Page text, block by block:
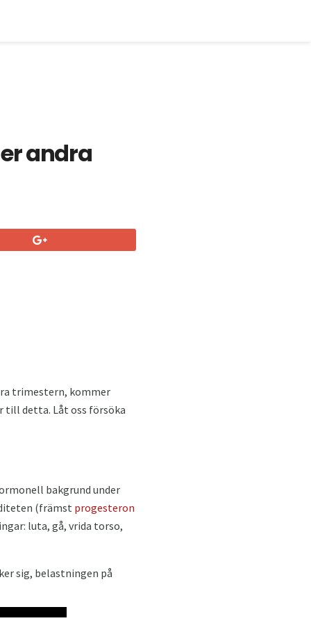
andra
trimestern, kommer
till detta. Låt oss försöka
bakgrund under
(främst progesteron
luta, gå, vrida torso,
sig, belastningen på